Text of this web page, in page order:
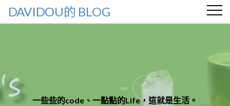
DAVIDOU的 BLOG
一些些的code、一點點的Life，這就是生活。